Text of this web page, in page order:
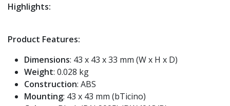
Highlights:
Product Features:
Dimensions: 43 x 43 x 33 mm (W x H x D)
Weight: 0.028 kg
Construction: ABS
Mounting: 43 x 43 mm (bTicino)